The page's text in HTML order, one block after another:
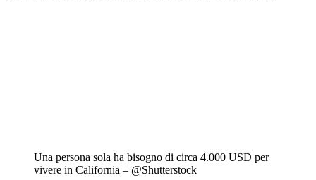
Una persona sola ha bisogno di circa 4.000 USD per
vivere in California – @Shutterstock